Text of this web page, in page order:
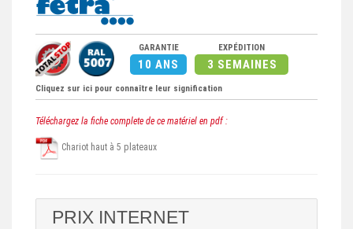
GARANTIE
10 ANS
EXPÉDITION
3 SEMAINES
Cliquez sur ici pour connaître leur signification
Téléchargez la fiche complete de ce matériel en pdf :
Chariot haut à 5 plateaux
PRIX INTERNET